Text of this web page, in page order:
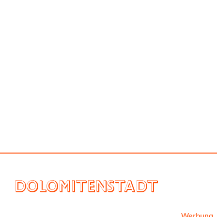
DOLOMITENSTADT